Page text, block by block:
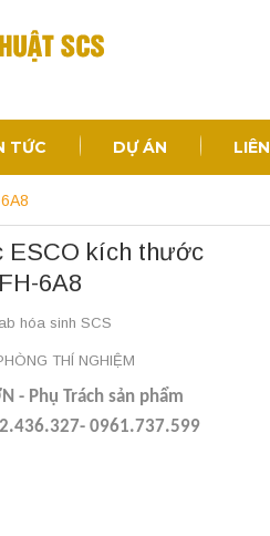
TỨC DỰ ÁN
ESCO kích thước
6A8
hóa sinh SCS
THÍ NGHIỆM
- Phụ Trách sản phẩm
0961.737.599